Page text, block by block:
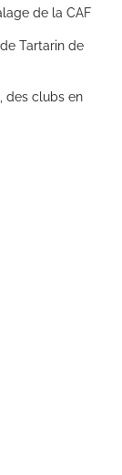
de la CAF
Tartarin de
des clubs en